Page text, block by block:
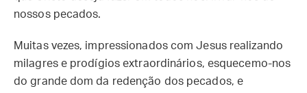
nossos pecados.
Muitas vezes, impressionados com Jesus realizando
milagres e prodígios extraordinários, esquecemo-nos
do grande dom da redenção dos pecados, e